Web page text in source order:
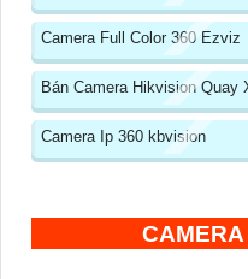
Camera Full Color 360 Ezviz
Bán Camera Hikvision Quay
Camera Ip 360 kbvision